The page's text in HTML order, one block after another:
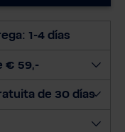
c
o
a
1-4 días
€ 59,-
de 30 días